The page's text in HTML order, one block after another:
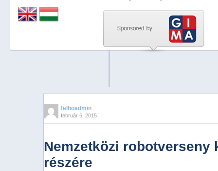
felhoadmin
február 6, 2015
Nemzetközi robotverseny
részére